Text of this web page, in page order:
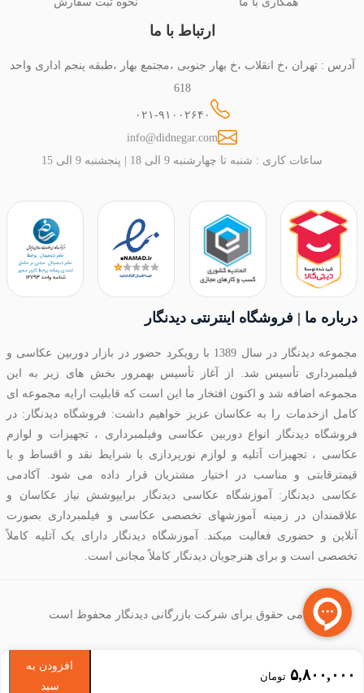
۵,۸۰۰,۰۰۰ تومان
افزودن به
سبد
ارتباط با ما
آدرس : تهران ،خ انقلاب ،خ بهار جنوبی ،مجتمع بهار ،طبقه پنجم اداری واحد
618
۰۲۱-۹۱۰۰۲۶۴۰
info@didnegar.com
ساعات کاری : شنبه تا چهارشنبه 9 الی 18 | پنجشنبه 9 الی 15
درباره ما | فروشگاه اینترنتی دیدنگار
مجموعه دیدنگار در سال 1389 با رویکرد حضور در بازار دوربین عکاسی و
فیلمبرداری تأسیس شد. از آغاز تأسیس بهمرور بخش های زیر به این
مجموعه اضافه شد و اکنون افتخار ما این است که قابلیت ارایه مجموعه ای
کامل ازخدمات را به عکاسان عزیز خواهیم داشت: فروشگاه دیدنگار: در
فروشگاه دیدنگار انواع دوربین عکاسی وفیلمبرداری ، تجهیزات و لوازم
عکاسی ، تجهیزات آتلیه و لوازم نورپردازی با شرایط نقد و اقساط و با
قیمترقابتی و مناسب در اختیار مشتریان قرار داده می شود. آکادمی
عکاسی دیدنگار: آموزشگاه عکاسی دیدنگار برایپوشش نیاز عکاسان و
علاقمندان در زمینه آموزشهای تخصصی عکاسی و فیلمبرداری بصورت
آنلاین و حضوری فعالیت میکند. آموزشگاه دیدنگار دارای یک آتلیه کاملاً
تخصصی است و برای هنرجویان دیدنگار کاملاً مجانی است.
تمامی حقوق برای شرکت بازرگانی دیدنگار محفوظ است